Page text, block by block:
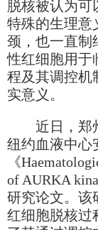
脱核被认为可
特殊的生理意
颈，也一直制
性红细胞用于
程及其调控机
实意义。
近日，郑
纽约血液中心
《
of AURKA
研究论文。该
红细胞脱核过